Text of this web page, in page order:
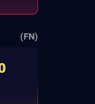
(FN)